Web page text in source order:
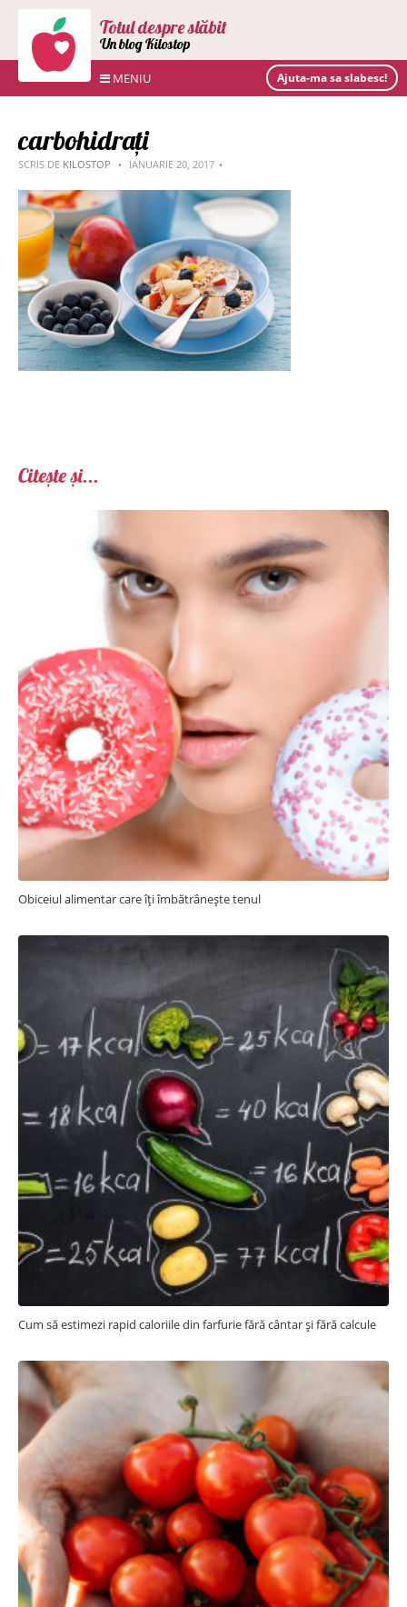
Totul despre slăbit
Un blog Kilostop
MENIU Ajuta-ma sa slabesc!
carbohidrați
SCRIS DE KILOSTOP IANUARIE 20, 2017
Citește și...
Obiceiul alimentar care îți îmbătrânește tenul
Cum să estimezi rapid caloriile din farfurie fără cântar și fără calcule